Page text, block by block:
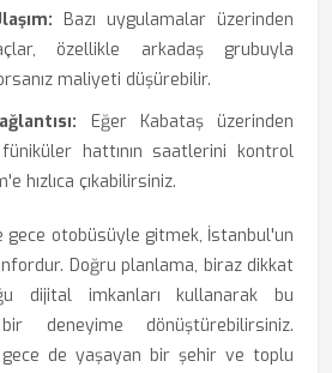
Bazı uygulamalar üzerinden
özellikle arkadaş grubuyla
maliyeti düşürebilir.
Eğer Kabataş üzerinden
füniküler hattının saatlerini kontrol
hızlıca çıkabilirsiniz.
gece otobüsüyle gitmek, İstanbul'un
Doğru planlama, biraz dikkat
dijital imkanları kullanarak bu
deneyime dönüştürebilirsiniz.
gece de yaşayan bir şehir ve toplu